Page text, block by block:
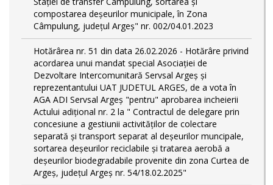
compostarea deșeurilor municipale, în Zona
Câmpulung, județul Argeș" nr. 002/04.01.2023
Hotărârea nr. 51 din data 26.02.2026 - Hotărâre privind
acordarea unui mandat special Asociației de
Dezvoltare Intercomunitară Servsal Argeș și
reprezentantului UAT JUDETUL ARGES, de a vota în
AGA ADI Servsal Argeș "pentru" aprobarea incheierii
Actului adițional nr. 2 la " Contractul de delegare prin
concesiune a gestiunii activităților de colectare
separată și transport separat al deșeurilor muncipale,
sortarea deșeurilor reciclabile și tratarea aerobă a
deșeurilor biodegradabile provenite din zona Curtea de
Argeș, județul Argeș nr. 54/18.02.2025"